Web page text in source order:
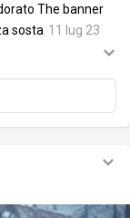
The banner
sosta 11 lug 23